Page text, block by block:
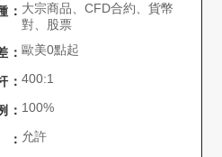
： 大宗商品、CFD合約、貨幣
對、股票
： 歐美0點起
： 400:1
： 100%
允許